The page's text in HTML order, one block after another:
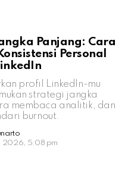
Panjang: Cara
Personal
profil LinkedIn-mu
strategi jangka
membaca analitik, dan
burnout.
2026, 5:08 pm